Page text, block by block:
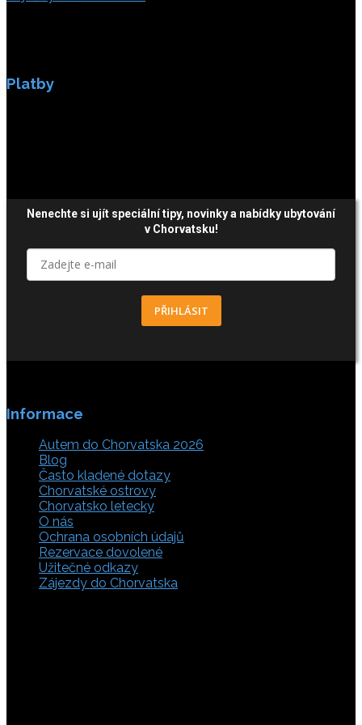
Platby
Nenechte si ujít speciální tipy, novinky a nabídky ubytování
v Chorvatsku!
PŘIHLÁSIT
Informace
Autem do Chorvatska 2026
Blog
Často kladené dotazy
Chorvatské ostrovy
Chorvatsko letecky
O nás
Ochrana osobních údajů
Rezervace dovolené
Užitečné odkazy
Zájezdy do Chorvatska